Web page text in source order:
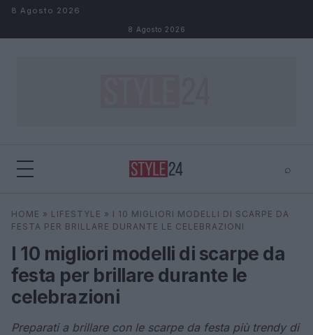
Salta al contenuto
8 Agosto 2026
8 Agosto 2026
⌕
Cerca ⌕ ×
HOME » LIFESTYLE » I 10 MIGLIORI MODELLI DI SCARPE DA
FESTA PER BRILLARE DURANTE LE CELEBRAZIONI
I 10 migliori modelli di scarpe da
festa per brillare durante le
celebrazioni
Preparati a brillare con le scarpe da festa più trendy di